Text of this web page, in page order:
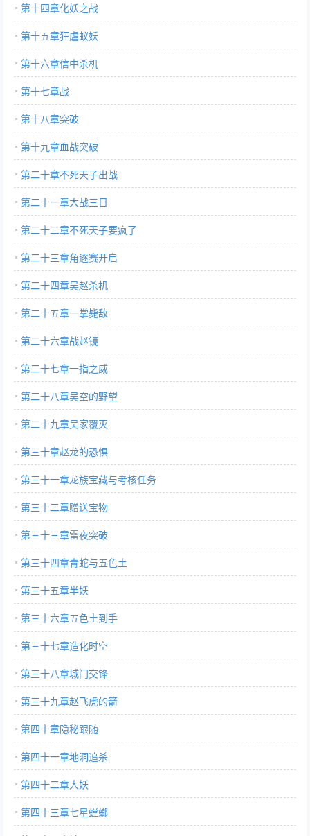
第十四章化妖之战
第十五章狂虐蚁妖
第十六章信中杀机
第十七章战
第十八章突破
第十九章血战突破
第二十章不死天子出战
第二十一章大战三日
第二十二章不死天子要疯了
第二十三章角逐赛开启
第二十四章吴赵杀机
第二十五章一掌毙敌
第二十六章战赵镜
第二十七章一指之威
第二十八章吴空的野望
第二十九章吴家覆灭
第三十章赵龙的恐惧
第三十一章龙族宝藏与考核任务
第三十二章赠送宝物
第三十三章雷夜突破
第三十四章青蛇与五色土
第三十五章半妖
第三十六章五色土到手
第三十七章造化时空
第三十八章城门交锋
第三十九章赵飞虎的箭
第四十章隐秘跟随
第四十一章地洞追杀
第四十二章大妖
第四十三章七星螳螂